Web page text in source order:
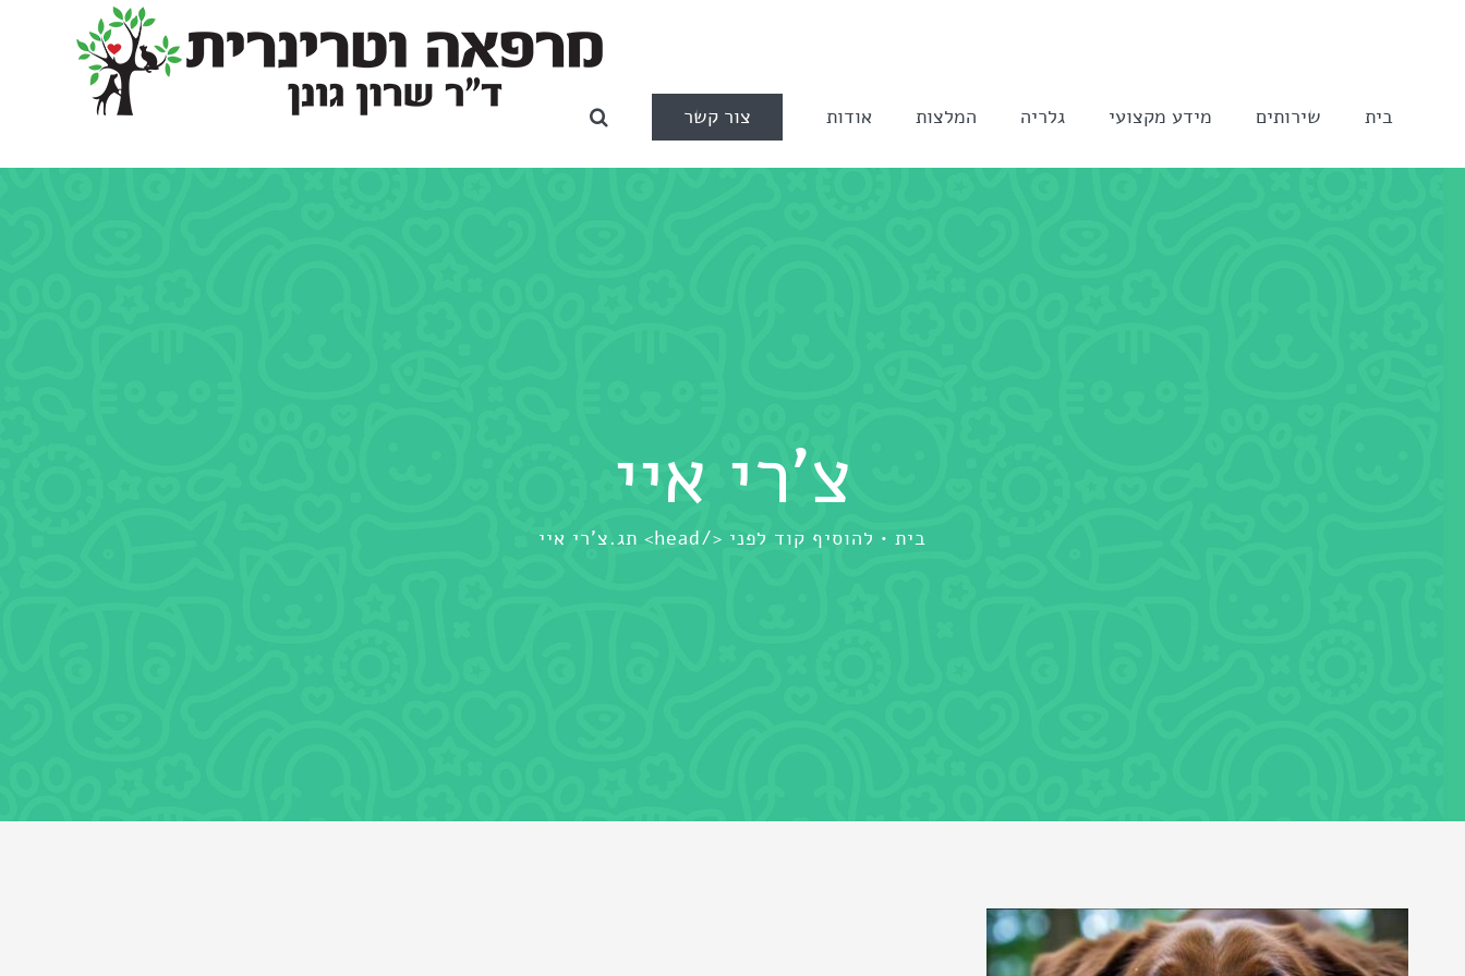
בית שירותים מידע מקצועי גלריה המלצות אודות צור קשר
צ'רי איי
בית להוסיף קוד לפני </head> תג. צ'רי איי